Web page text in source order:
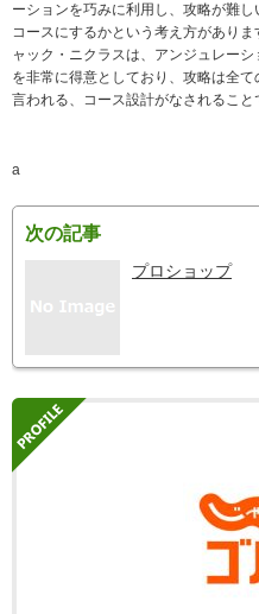
ーションを巧みに利用し、攻略が難
コースにするかという考え方があり
ャック・ニクラスは、アンジュレー
を非常に得意としており、攻略は全
言われる、コース設計がなされること
a
次の記事
プロショップ